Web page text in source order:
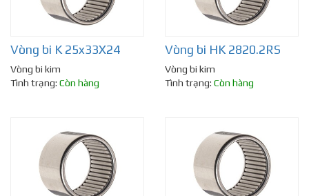
Vòng bi K 25x33X24
Vòng bi kim
Tình trạng: Còn hàng
Vòng bi HK 2820.2RS
Vòng bi kim
Tình trạng: Còn hàng